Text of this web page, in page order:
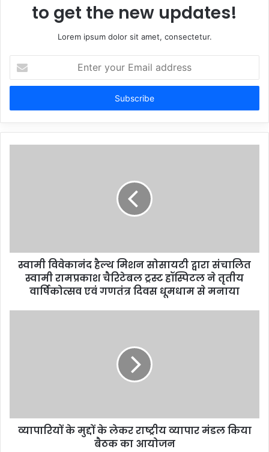
to get the new updates!
Lorem ipsum dolor sit amet, consectetur.
your
Email
स्वामी विवेकानंद हैल्थ मिशन सोसायटी द्वारा संचालित
स्वामी रामप्रकाश चैरिटेबल ट्रस्ट हॉस्पिटल ने तृतीय
वार्षिकोत्सव एवं गणतंत्र दिवस धूमधाम से मनाया
व्यापारियों के मुद्दों के लेकर राष्ट्रीय व्यापार मंडल किया
बैठक का आयोजन